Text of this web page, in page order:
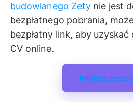
budowlanego Zety nie jest
bezpłatnego pobrania,
bezpłatny link, aby
CV online.
Pobierz ten